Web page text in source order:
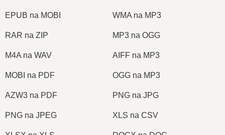
EPUB na MOBI WMA na MP3
RAR na ZIP MP3 na OGG
M4A na WAV AIFF na MP3
MOBI na PDF OGG na MP3
AZW3 na PDF PNG na JPG
PNG na JPEG XLS na CSV